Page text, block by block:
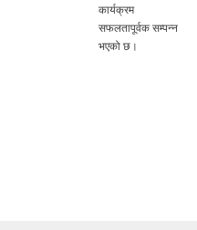
कार्यक्रम
सफलतापूर्वक सम्पन्न
भएको छ।